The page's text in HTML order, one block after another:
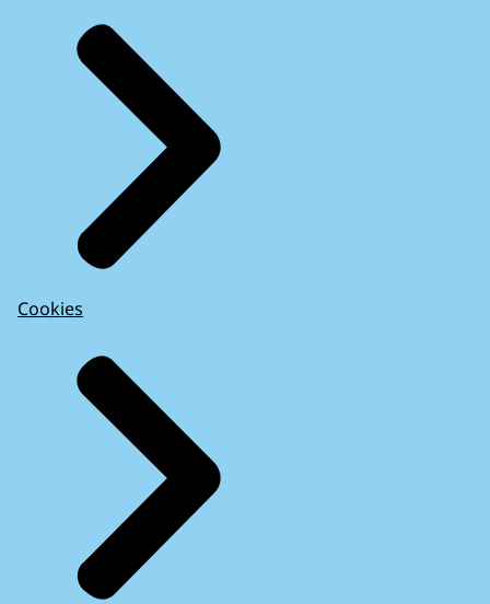
Cookies